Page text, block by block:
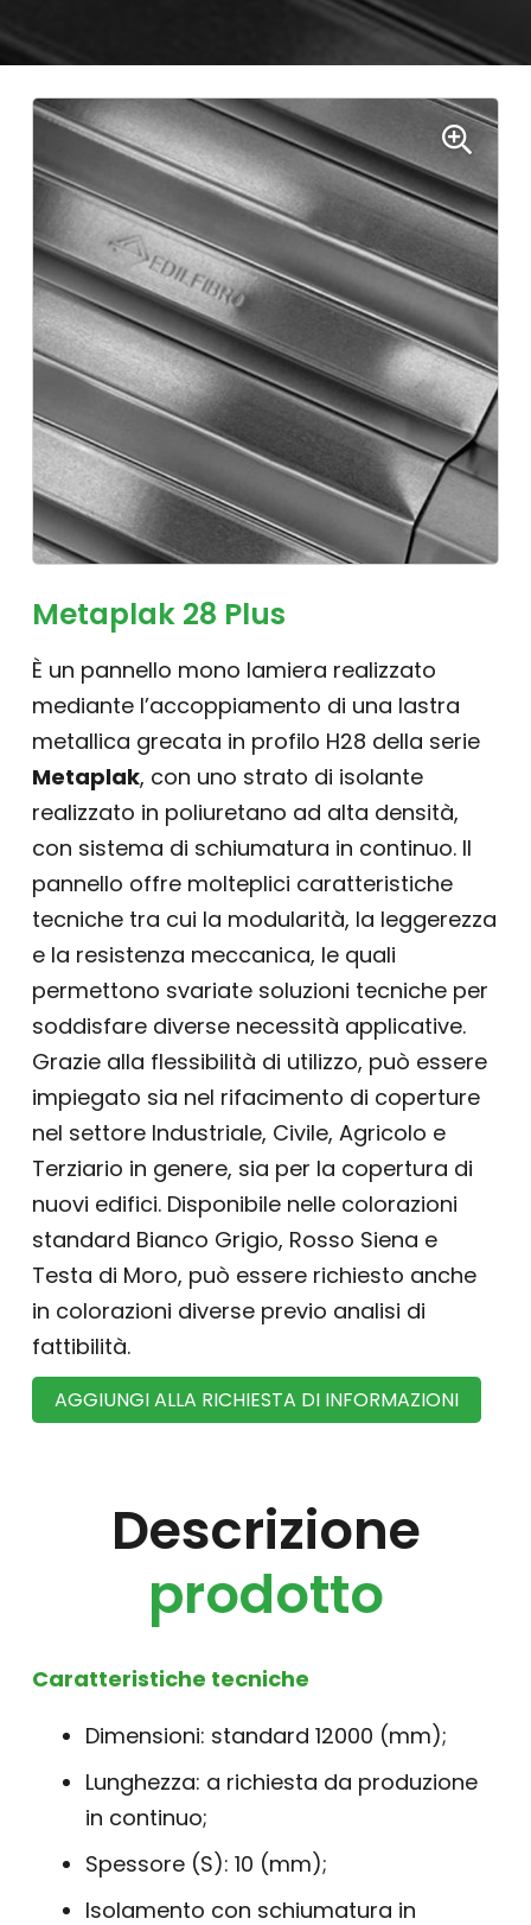
Metaplak 28 Plus
È un pannello mono lamiera realizzato
mediante l’accoppiamento di una lastra
metallica grecata in profilo H28 della serie
Metaplak, con uno strato di isolante
realizzato in poliuretano ad alta densità,
con sistema di schiumatura in continuo. Il
pannello offre molteplici caratteristiche
tecniche tra cui la modularità, la leggerezza
e la resistenza meccanica, le quali
permettono svariate soluzioni tecniche per
soddisfare diverse necessità applicative.
Grazie alla flessibilità di utilizzo, può essere
impiegato sia nel rifacimento di coperture
nel settore Industriale, Civile, Agricolo e
Terziario in genere, sia per la copertura di
nuovi edifici. Disponibile nelle colorazioni
standard Bianco Grigio, Rosso Siena e
Testa di Moro, può essere richiesto anche
in colorazioni diverse previo analisi di
fattibilità.
AGGIUNGI ALLA RICHIESTA DI INFORMAZIONI
Descrizione
prodotto
Caratteristiche tecniche
Dimensioni: standard 12000 (mm);
Lunghezza: a richiesta da produzione
in continuo;
Spessore (S): 10 (mm);
Isolamento con schiumatura in